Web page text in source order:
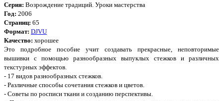
Серия: Возрождение традиций. Уроки мастерства
Год: 2006
Страниц: 65
Формат: DJVU
Качество: хорошее
Это подробное пособие учит создавать прекрасные, неповторимые
вышивки с помощью разнообразных выпуклых стежков и различных
текстурных эффектов.
- 17 видов разнообразных стежков.
- Различные способы сочетания стежков и цветов.
- Советы по росписи ткани и созданию перспективы.